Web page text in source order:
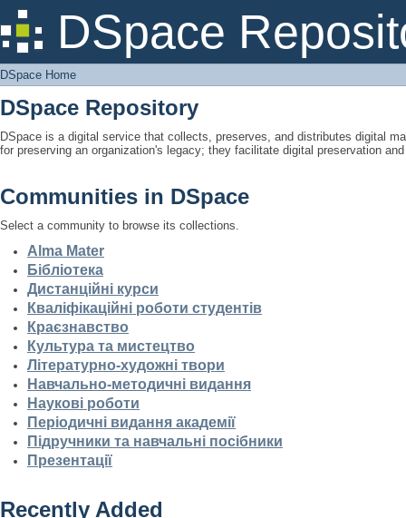
DSpace
DSpace Home
DSpace Home
DSpace Repository
DSpace is a digital service that collects, preserves, and distributes digital
for preserving an organization's legacy; they facilitate digital preservation
Communities in DSpace
Select a community to browse its collections.
Alma Mater
Бібліотека
Дистанційні курси
Кваліфікаційні роботи студентів
Краєзнавство
Культура та мистецтво
Літературно-художні твори
Навчально-методичні видання
Наукові роботи
Періодичні видання академії
Підручники та навчальні посібники
Презентації
Recently Added